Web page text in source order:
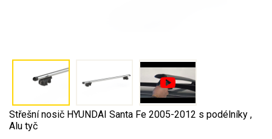
Střešní nosič HYUNDAI Santa Fe 2005-2012 s podélníky ,
Alu tyč